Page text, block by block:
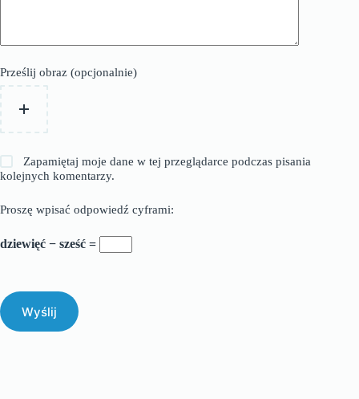
Prześlij obraz (opcjonalnie)
Zapamiętaj moje dane w tej przeglądarce podczas pisania
kolejnych komentarzy.
Proszę wpisać odpowiedź cyframi:
dziewięć − sześć =
Wyślij